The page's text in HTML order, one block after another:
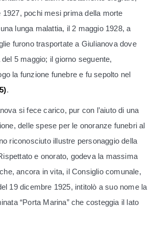
1927, pochi mesi prima della morte
lunga malattia, il 2 maggio 1928, a
furono trasportate a Giulianova dove
5 maggio; il giorno seguente,
la funzione funebre e fu sepolto nel
.
si fece carico, pur con l’aiuto di una
delle spese per le onoranze funebri al
riconosciuto illustre personaggio della
e onorato, godeva la massima
ancora in vita, il Consiglio comunale,
19 dicembre 1925, intitolò a suo nome la
“Porta Marina” che costeggia il lato